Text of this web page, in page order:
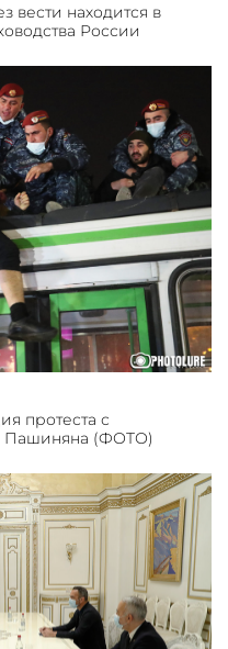
вести находится в
России
протеста с
Пашиняна (ФОТО)